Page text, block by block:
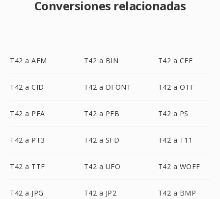
Conversiones relacionadas
T42 a AFM T42 a BIN T42 a CFF
T42 a CID T42 a DFONT T42 a OTF
T42 a PFA T42 a PFB T42 a PS
T42 a PT3 T42 a SFD T42 a T11
T42 a TTF T42 a UFO T42 a WOFF
T42 a JPG T42 a JP2 T42 a BMP